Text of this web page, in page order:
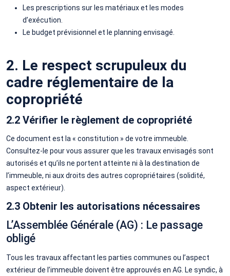
Les prescriptions sur les matériaux et les modes
d’exécution.
Le budget prévisionnel et le planning envisagé.
2. Le respect scrupuleux du
cadre réglementaire de la
copropriété
2.2 Vérifier le règlement de copropriété
Ce document est la « constitution » de votre immeuble.
Consultez-le pour vous assurer que les travaux envisagés sont
autorisés et qu’ils ne portent atteinte ni à la destination de
l’immeuble, ni aux droits des autres copropriétaires (solidité,
aspect extérieur).
2.3 Obtenir les autorisations nécessaires
L’Assemblée Générale (AG) : Le passage
obligé
Tous les travaux affectant les parties communes ou l’aspect
extérieur de l’immeuble doivent être approuvés en AG. Le syndic, à